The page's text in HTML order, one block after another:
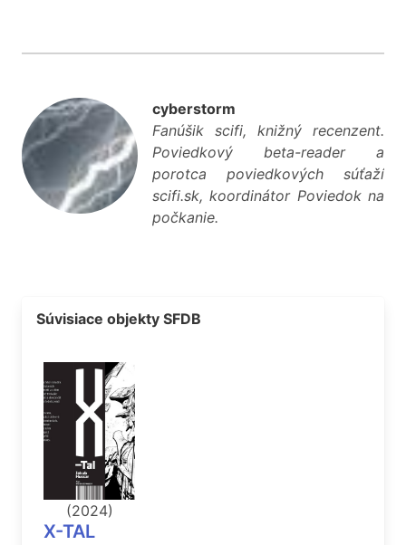
cyberstorm
Fanúšik scifi, knižný recenzent.
Poviedkový beta-reader a
porotca poviedkových súťaží
scifi.sk, koordinátor Poviedok na
počkanie.
Súvisiace objekty SFDB
(2024)
X-TAL